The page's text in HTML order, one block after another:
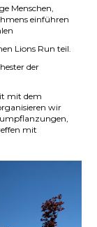
Menschen,
einführen
Lions Run teil.
der
mit dem
wir
mit